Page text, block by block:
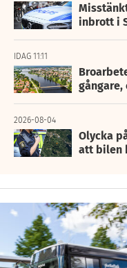
inbrott i
IDAG 11:11
2026-08-04
Olycka
att bilen